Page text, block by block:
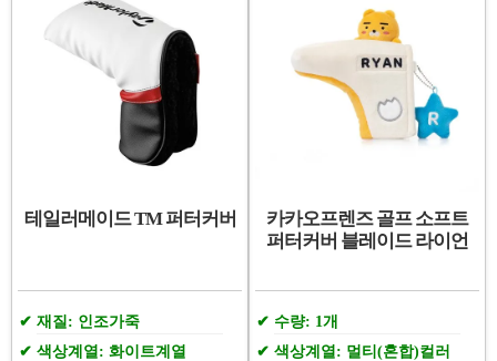
테일러메이드 TM 퍼터커버
재질: 인조가죽
색상계열: 화이트계열
카카오프렌즈 골프 소프트
퍼터커버 블레이드 라이언
수량: 1개
색상계열: 멀티(혼합)컬러